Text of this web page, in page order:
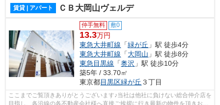
賃貸 | アパート ＣＢ大岡山ヴェルデ
仲手無料 敷0
13.3万円
東急大井町線 「緑が丘 」駅 徒歩4分
東急大井町線 「大岡山 」駅 徒歩8分
東急目黒線 「奥沢 」駅 徒歩10分
築5年 / 33.70㎡
東京都目黒区緑が丘 ３丁目
ここまでご覧頂きありがとうございます♪当社は他社に負けない総合仲介店を
目指し、各沿線の各不動産会社様へ直接ご挨拶に行き最新の物件を頂きお客